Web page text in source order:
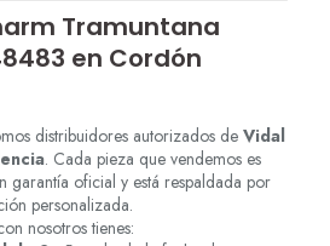
Tramuntana
en Cordón
distribuidores autorizados de Vidal
. Cada pieza que vendemos es
garantía oficial y está respaldada por
personalizada.
nosotros tienes: